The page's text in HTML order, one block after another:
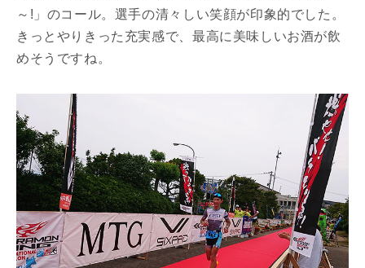
～!」のコール。選手の清々しい笑顔が印象的でした。
きっとやりきった充実感で、最高に美味しいお酒が飲
めそうですね。